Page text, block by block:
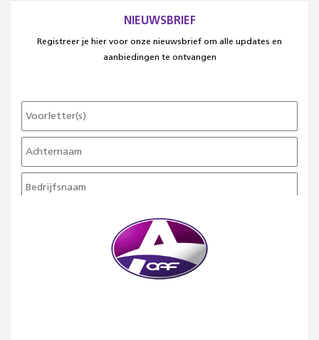
NIEUWSBRIEF
Registreer je hier voor onze nieuwsbrief om alle updates en
aanbiedingen te ontvangen